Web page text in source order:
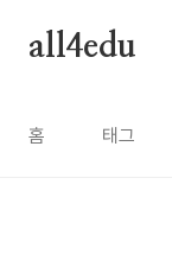
all4edu
홈 태그